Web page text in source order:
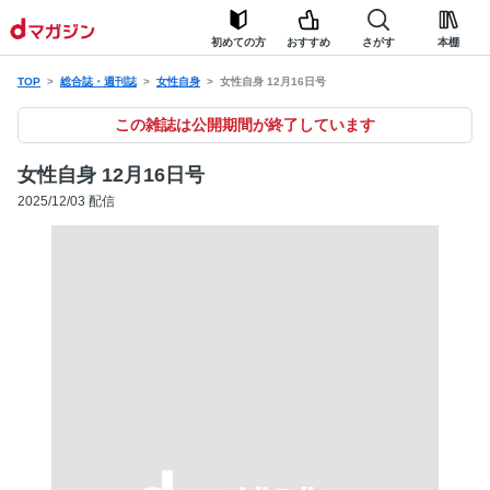
初めての方 おすすめ さがす 本棚
TOP 総合誌・週刊誌 女性自身 女性自身 12月16日号
この雑誌は公開期間が終了しています
女性自身 12月16日号
2025/12/03 配信